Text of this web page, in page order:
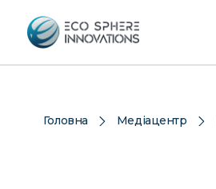
Головна Медіацентр